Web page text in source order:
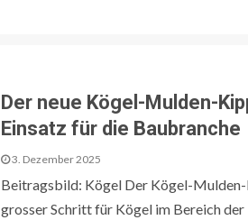
Der neue Kögel-Mulden-
Einsatz für die Baubranche
3. Dezember 2025
Beitragsbild: Kögel Der Kögel-
grosser Schritt für Kögel im Bereich